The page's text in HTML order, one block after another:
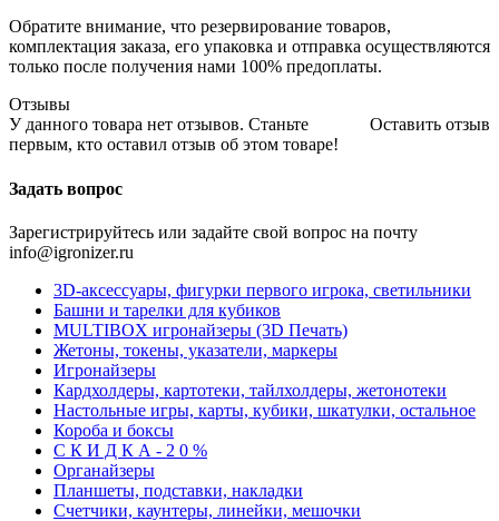
Обратите внимание, что резервирование товаров,
комплектация заказа, его упаковка и отправка осуществляются
только после получения нами 100% предоплаты.
Отзывы
Оставить отзыв
У данного товара нет отзывов. Станьте
первым, кто оставил отзыв об этом товаре!
Задать вопрос
Зарегистрируйтесь или задайте свой вопрос на почту
info@igronizer.ru
3D-аксессуары, фигурки первого игрока, светильники
Башни и тарелки для кубиков
MULTIBOX игронайзеры (3D Печать)
Жетоны, токены, указатели, маркеры
Игронайзеры
Кардхолдеры, картотеки, тайлхолдеры, жетонотеки
Настольные игры, карты, кубики, шкатулки, остальное
Короба и боксы
С К И Д К А - 2 0 %
Органайзеры
Планшеты, подставки, накладки
Счетчики, каунтеры, линейки, мешочки